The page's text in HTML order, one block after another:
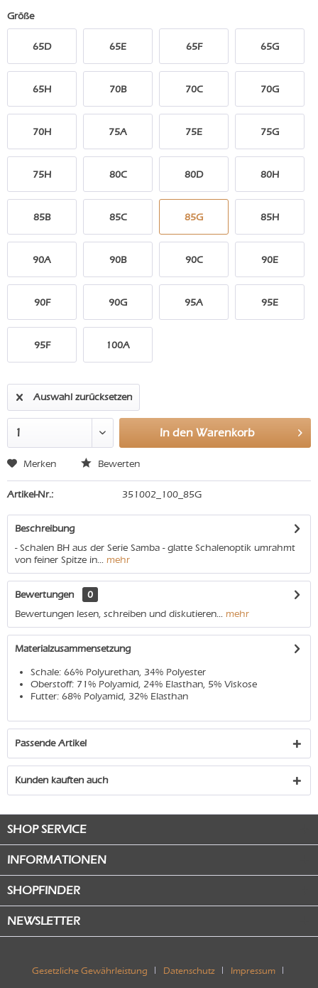
Größe
65D 65E 65F 65G
65H 70B 70C 70G
70H 75A 75E 75G
75H 80C 80D 80H
85B 85C 85G 85H
90A 90B 90C 90E
90F 90G 95A 95E
95F 100A
Auswahl zurücksetzen
In den Warenkorb
Merken Bewerten
Artikel-Nr.: 351002_100_85G
Beschreibung
- Schalen BH aus der Serie Samba - glatte Schalenoptik umrahmt
von feiner Spitze in... mehr
Bewertungen
0
Bewertungen lesen, schreiben und diskutieren... mehr
Materialzusammensetzung
Schale: 66% Polyurethan, 34% Polyester
Oberstoff: 71% Polyamid, 24% Elasthan, 5% Viskose
Futter: 68% Polyamid, 32% Elasthan
Passende Artikel
Kunden kauften auch
SHOP SERVICE
INFORMATIONEN
SHOPFINDER
NEWSLETTER
Gesetzliche Gewährleistung Datenschutz Impressum